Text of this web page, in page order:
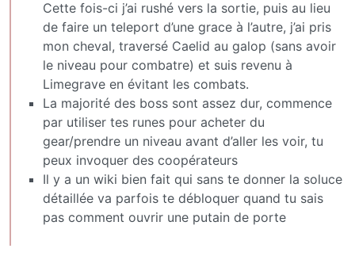
Cette fois-ci j’ai rushé vers la sortie, puis au lieu
de faire un teleport d’une grace à l’autre, j’ai pris
mon cheval, traversé Caelid au galop (sans avoir
le niveau pour combatre) et suis revenu à
Limegrave en évitant les combats.
La majorité des boss sont assez dur, commence
par utiliser tes runes pour acheter du
gear/prendre un niveau avant d’aller les voir, tu
peux invoquer des coopérateurs
Il y a un wiki bien fait qui sans te donner la soluce
détaillée va parfois te débloquer quand tu sais
pas comment ouvrir une putain de porte